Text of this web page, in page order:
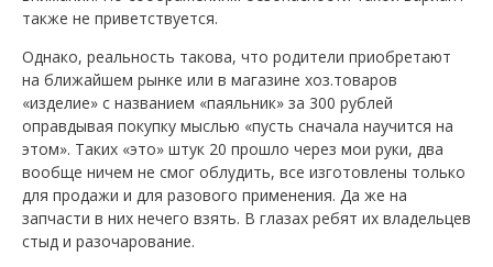
также не приветствуется.
Однако, реальность такова, что родители приобретают
на ближайшем рынке или в магазине хоз.товаров
«изделие» с названием «паяльник» за 300 рублей
оправдывая покупку мыслью «пусть сначала научится на
этом». Таких «это» штук 20 прошло через мои руки, два
вообще ничем не смог облудить, все изготовлены только
для продажи и для разового применения. Да же на
запчасти в них нечего взять. В глазах ребят их владельцев
стыд и разочарование.